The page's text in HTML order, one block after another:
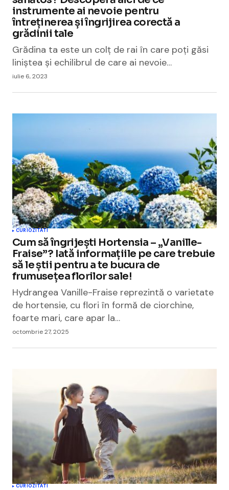
instrumente ai nevoie pentru
întreținerea și îngrijirea corectă a
grădinii tale
Grădina ta este un colț de rai în care poți găsi
liniștea și echilibrul de care ai nevoie…
iulie 6, 2023
CURIOZITATI
Cum să îngrijești Hortensia – „Vanille-
Fraise”? Iată informațiile pe care trebuie
să le știi pentru a te bucura de
frumusețea florilor sale!
Hydrangea Vanille-Fraise reprezintă o varietate
de hortensie, cu flori în formă de ciorchine,
foarte mari, care apar la…
octombrie 27, 2025
CURIOZITATI